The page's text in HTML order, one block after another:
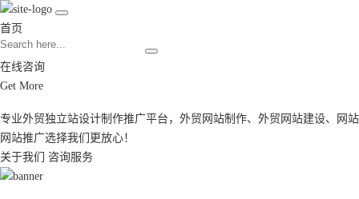
首页
在线咨询
Get More
专业外贸独立站设计制作推广平台， 外贸网站制作、 外贸网站建设、
网站
网站推广选择我们更放心！
关于我们
咨询服务